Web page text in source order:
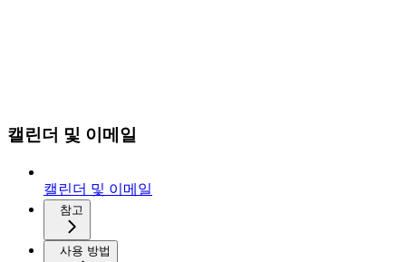
캘린더 및 이메일
캘린더 및 이메일
참고
사용 방법